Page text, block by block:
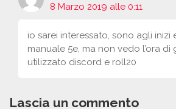
8 Marzo 2019 alle 0:11
io sarei interessato, sono agli inizi
manuale 5e, ma non vedo l’ora di
utilizzato discord e roll20
Lascia un commento